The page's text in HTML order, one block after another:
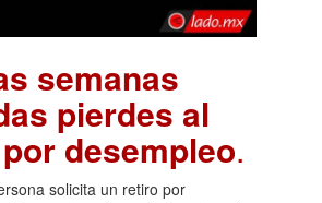
semanas
pierdes al
desempleo.
solicita un retiro por